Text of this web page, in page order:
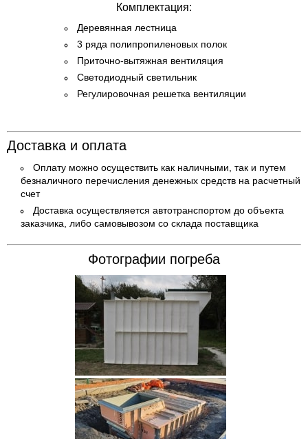
Комплектация:
Деревянная лестница
3 ряда полипропиленовых полок
Приточно-вытяжная вентиляция
Светодиодный светильник
Регулировочная решетка вентиляции
Доставка и оплата
Оплату можно осуществить как наличными, так и путем
безналичного перечисления денежных средств на расчетный
счет
Доставка осуществляется автотранспортом до объекта
заказчика, либо самовывозом со склада поставщика
Фотографии погреба